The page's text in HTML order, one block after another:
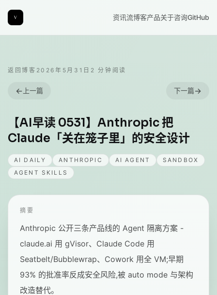
资讯流博客产品关于咨询GitHub
返回博客 2026年5月31日 2 分钟阅读
← 上一篇 下一篇→
【AI早读 0531】Anthropic 把
Claude「关在笼子里」的安全设计
AI DAILY ANTHROPIC AI AGENT
SANDBOX
AGENT SKILLS
摘要
Anthropic 公开三条产品线的 Agent 隔离方案 -
claude.ai 用 gVisor、Claude Code 用
Seatbelt/Bubblewrap、Cowork 用全 VM;早期
93% 的批准率反成安全风险,被 auto mode 与架构
改造替代。